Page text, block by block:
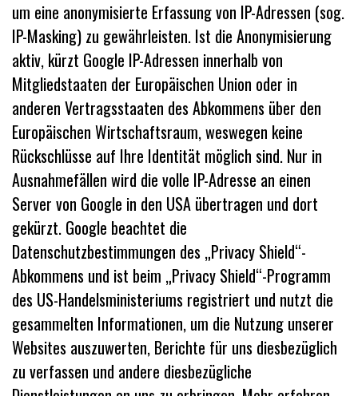
um eine anonymisierte Erfassung von IP-Adressen (sog.
IP-Masking) zu gewährleisten. Ist die Anonymisierung
aktiv, kürzt Google IP-Adressen innerhalb von
Mitgliedstaaten der Europäischen Union oder in
anderen Vertragsstaaten des Abkommens über den
Europäischen Wirtschaftsraum, weswegen keine
Rückschlüsse auf Ihre Identität möglich sind. Nur in
Ausnahmefällen wird die volle IP-Adresse an einen
Server von Google in den USA übertragen und dort
gekürzt. Google beachtet die
Datenschutzbestimmungen des „Privacy Shield“-
Abkommens und ist beim „Privacy Shield“-Programm
des US-Handelsministeriums registriert und nutzt die
gesammelten Informationen, um die Nutzung unserer
Websites auszuwerten, Berichte für uns diesbezüglich
zu verfassen und andere diesbezügliche